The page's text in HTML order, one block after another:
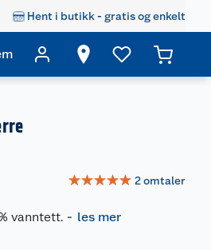
Hent i butikk - gratis og enkelt
☆☆☆☆☆ 2omtaler
vanntett. - les mer